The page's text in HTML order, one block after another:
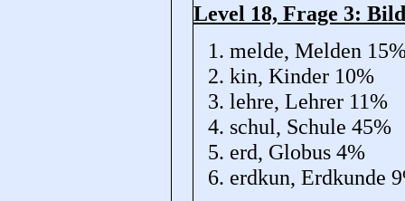
Level 18, Frage 3:
melde, Melden
kin, Kinder 10%
lehre, Lehrer 11%
schul, Schule 45%
erd, Globus 4%
erdkun, Erdkunde